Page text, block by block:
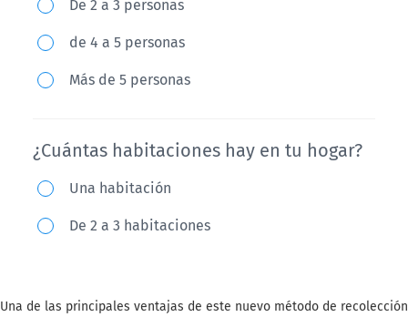
Una de las principales ventajas de este nuevo método de recolección